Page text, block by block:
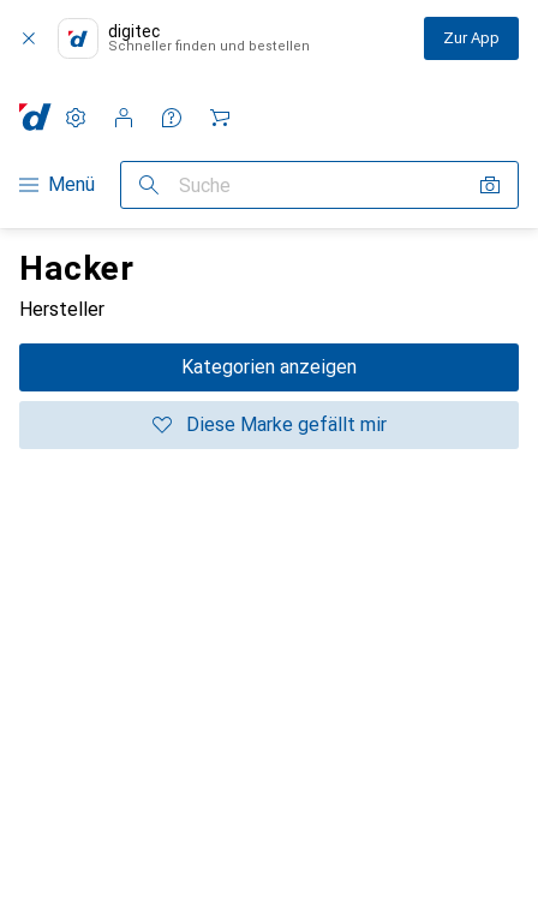
digitec
Schneller finden und bestellen Zur App
Navigation nach Kategorien
Menü Suche
Einstellungen
Kundenkonto
Vergleichslisten
Merklisten
Warenkorb
Hacker
Hersteller
Kategorien anzeigen
Diese Marke gefällt mir